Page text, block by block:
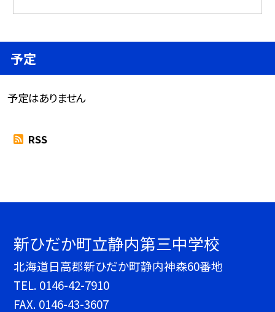
予定
予定はありません
RSS
新ひだか町立静内第三中学校
北海道日高郡新ひだか町静内神森60番地
TEL. 0146-42-7910
FAX. 0146-43-3607